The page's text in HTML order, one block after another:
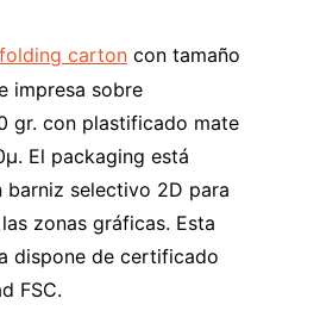
carton con tamaño
impresa sobre
gr. con plastificado mate
El packaging está
barniz selectivo 2D para
zonas gráficas. Esta
dispone de certificado
FSC.